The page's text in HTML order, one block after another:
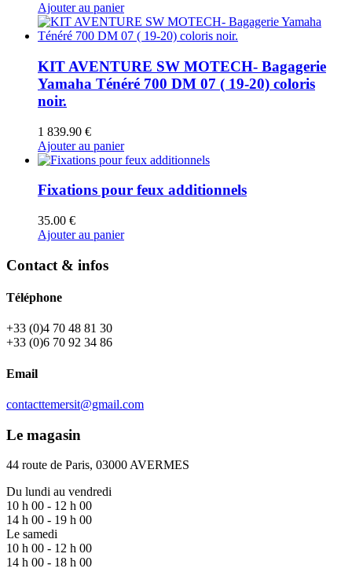
Ajouter au panier
KIT AVENTURE SW MOTECH- Bagagerie
Yamaha Ténéré 700 DM 07 ( 19-20) coloris
noir.
1 839.90 €
Ajouter au panier
Fixations pour feux additionnels
35.00 €
Ajouter au panier
Contact & infos
Téléphone
+33 (0)4 70 48 81 30
+33 (0)6 70 92 34 86
Email
contacttemersit@gmail.com
Le magasin
44 route de Paris, 03000 AVERMES
Du lundi au vendredi
10 h 00 - 12 h 00
14 h 00 - 19 h 00
Le samedi
10 h 00 - 12 h 00
14 h 00 - 18 h 00